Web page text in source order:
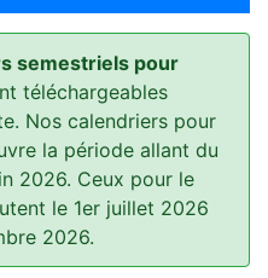
semestriels pour
téléchargeables
Nos calendriers pour
la période allant du
2026. Ceux pour le
le 1er juillet 2026
2026.